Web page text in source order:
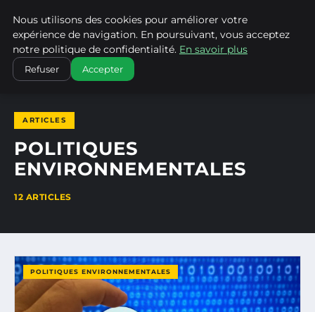
CLIMATECHANGENEBRASKA
ACCUEIL POLITIQUES ENVIRONNEMENTALES
ARTICLES
POLITIQUES
ENVIRONNEMENTALES
12 ARTICLES
POLITIQUES ENVIRONNEMENTALES
Nous utilisons des cookies pour améliorer votre
expérience de navigation. En poursuivant, vous acceptez
notre politique de confidentialité. En savoir plus
Refuser Accepter